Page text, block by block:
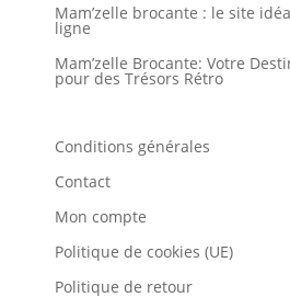
Mam’zelle brocante : le site
ligne
Mam’zelle Brocante: Votre
pour des Trésors Rétro
Conditions générales
Contact
Mon compte
Politique de cookies (UE)
Politique de retour